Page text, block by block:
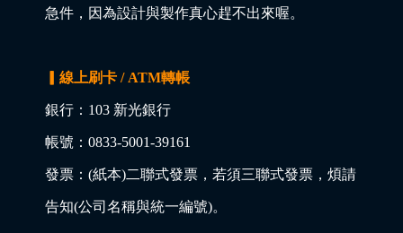
急件，因為設計與製作真心趕不出來喔。
▎線上刷卡 / ATM轉帳
銀行：103 新光銀行
帳號：0833-5001-39161
發票：(紙本)二聯式發票，若須三聯式發票，煩請
告知(公司名稱與統一編號)。